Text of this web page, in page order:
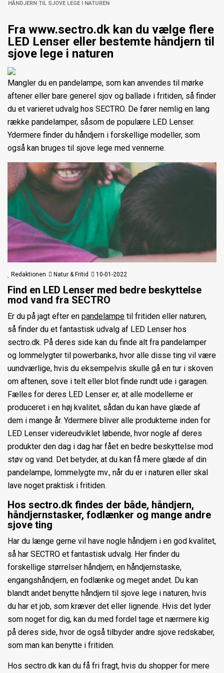
HÅNDJERN TIL SJOVE LEGE I NATUREN
Fra www.sectro.dk kan du vælge flere
LED Lenser eller bestemte håndjern til
sjove lege i naturen
Mangler du en pandelampe, som kan anvendes til mørke
aftener eller bare generel sjov og ballade i fritiden, så finder
du et varieret udvalg hos SECTRO. De fører nemlig en lang
række pandelamper, såsom de populære LED Lenser.
Ydermere finder du håndjern i forskellige modeller, som
også kan bruges til sjove lege med vennerne.
Redaktionen Natur & Fritid 10-01-2022
Find en LED Lenser med bedre beskyttelse
mod vand fra SECTRO
Er du på jagt efter en pandelampe til fritiden eller naturen,
så finder du et fantastisk udvalg af LED Lenser hos
sectro.dk. På deres side kan du finde alt fra pandelamper
og lommelygter til powerbanks, hvor alle disse ting vil være
uundværlige, hvis du eksempelvis skulle gå en tur i skoven
om aftenen, sove i telt eller blot finde rundt ude i garagen.
Fælles for deres LED Lenser er, at alle modellerne er
produceret i en høj kvalitet, sådan du kan have glæde af
dem i mange år. Ydermere bliver alle produkterne inden for
LED Lenser videreudviklet løbende, hvor nogle af deres
produkter den dag i dag har fået en bedre beskyttelse mod
støv og vand. Det betyder, at du kan få mere glæde af din
pandelampe, lommelygte mv., når du er i naturen eller skal
lave noget praktisk i fritiden.
Hos sectro.dk findes der både, håndjern,
håndjernstasker, fodlænker og mange andre
sjove ting
Har du længe gerne vil have nogle håndjern i en god kvalitet,
så har SECTRO et fantastisk udvalg. Her finder du
forskellige størrelser håndjern, en håndjernstaske,
engangshåndjern, en fodlænke og meget andet. Du kan
blandt andet benytte håndjern til sjove lege i naturen, hvis
du har et job, som kræver det eller lignende. Hvis det lyder
som noget for dig, kan du med fordel tage et nærmere kig
på deres side, hvor de også tilbyder andre sjove redskaber,
som man kan benytte i fritiden.
Hos sectro.dk kan du få fri fragt, hvis du shopper for mere